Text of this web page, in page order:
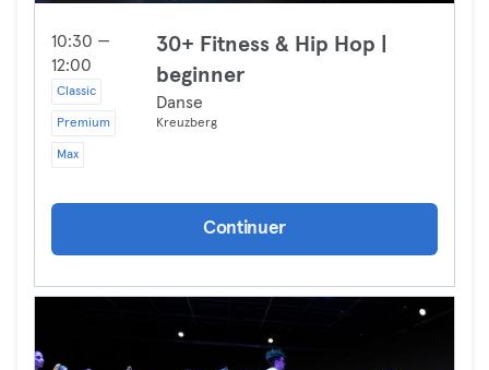
10:30 —
12:00
Classic
Premium
Max
30+ Fitness & Hip Hop |
beginner
Danse
Kreuzberg
Continuer